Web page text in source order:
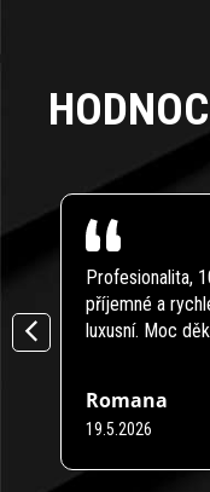
Romana
Hodnocení
19.5.2026
Profesionalita,
příjemné a
luxusní. Moc